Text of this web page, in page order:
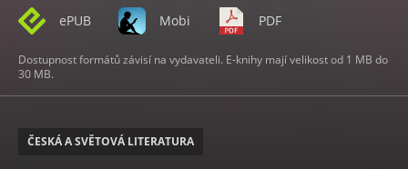
ePUB Mobi PDF
Dostupnost formátů závisí na vydavateli. E-knihy mají velikost od 1 MB do
30 MB.
ČESKÁ A SVĚTOVÁ LITERATURA